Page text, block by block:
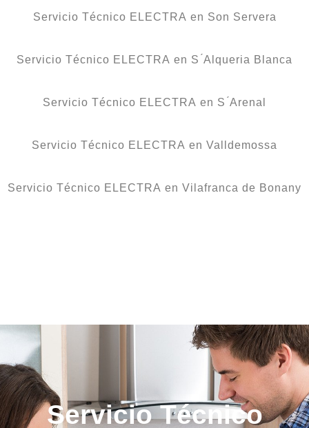
Servicio Técnico ELECTRA en Son Servera
Servicio Técnico ELECTRA en S ́Alqueria Blanca
Servicio Técnico ELECTRA en S ́Arenal
Servicio Técnico ELECTRA en Valldemossa
Servicio Técnico ELECTRA en Vilafranca de Bonany
Servicio Técnico